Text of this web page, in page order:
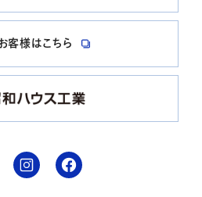
客様はこちら